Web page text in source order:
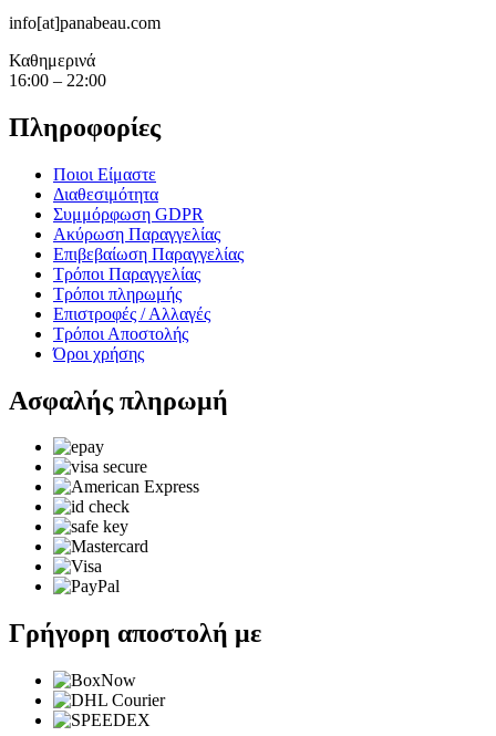
info[at]panabeau.com
Καθημερινά
16:00 – 22:00
Πληροφορίες
Ποιοι Είμαστε
Διαθεσιμότητα
Συμμόρφωση GDPR
Ακύρωση Παραγγελίας
Επιβεβαίωση Παραγγελίας
Τρόποι Παραγγελίας
Τρόποι πληρωμής
Επιστροφές / Αλλαγές
Τρόποι Αποστολής
Όροι χρήσης
Ασφαλής πληρωμή
Γρήγορη αποστολή με